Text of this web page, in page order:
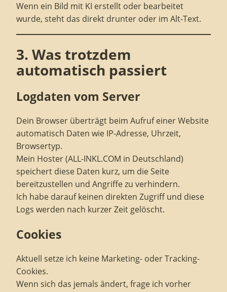
Wenn ein Bild mit KI erstellt oder bearbeitet
wurde, steht das direkt drunter oder im Alt-Text.
3. Was trotzdem
automatisch passiert
Logdaten vom Server
Dein Browser überträgt beim Aufruf einer Website
automatisch Daten wie IP-Adresse, Uhrzeit,
Browsertyp.
Mein Hoster (ALL-INKL.COM in Deutschland)
speichert diese Daten kurz, um die Seite
bereitzustellen und Angriffe zu verhindern.
Ich habe darauf keinen direkten Zugriff und diese
Logs werden nach kurzer Zeit gelöscht.
Cookies
Aktuell setze ich keine Marketing- oder Tracking-
Cookies.
Wenn sich das jemals ändert, frage ich vorher